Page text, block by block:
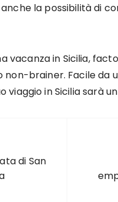
la possibilità di
vacanza in Sicilia,
non-brainer. Facile da
in Sicilia sarà
di San